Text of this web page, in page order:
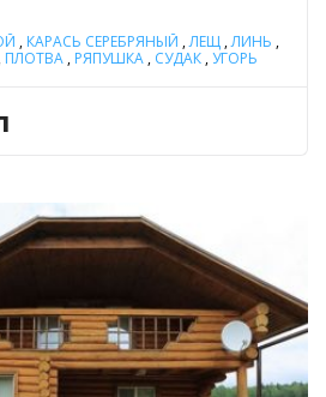
, КАРАСЬ СЕРЕБРЯНЫЙ ,ЛЕЩ ,ЛИНЬ ,
, ПЛОТВА , РЯПУШКА , СУДАК ,УГОРЬ